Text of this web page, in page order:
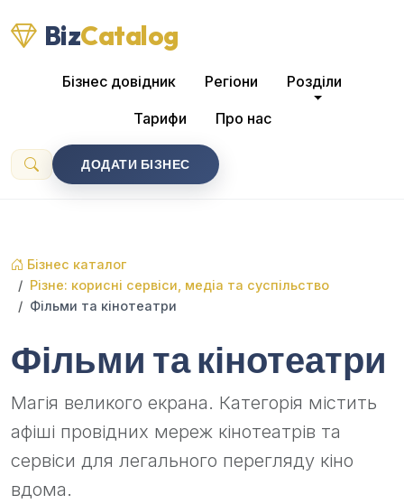
BizCatalog
Бізнес довідник Регіони Розділи
Тарифи Про нас
ДОДАТИ БІЗНЕС
Бізнес каталог
Різне: корисні сервіси, медіа та суспільство
Фільми та кінотеатри
Фільми та кінотеатри
Магія великого екрана. Категорія містить
афіші провідних мереж кінотеатрів та
сервіси для легального перегляду кіно
вдома.